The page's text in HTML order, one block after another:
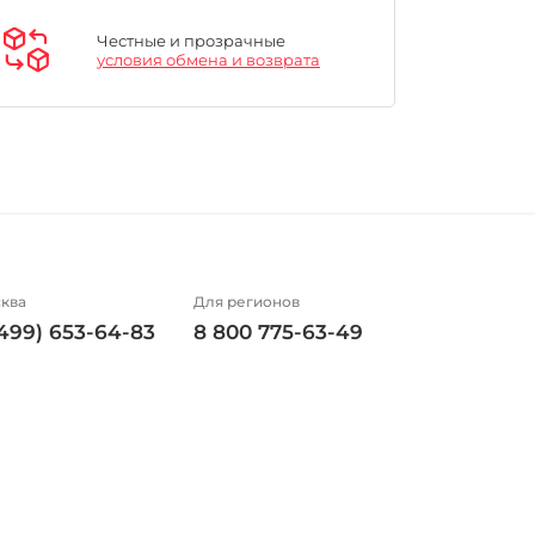
Честные и прозрачные
условия обмена и возврата
653-64-83
Для регионов
8 800 775-63-49